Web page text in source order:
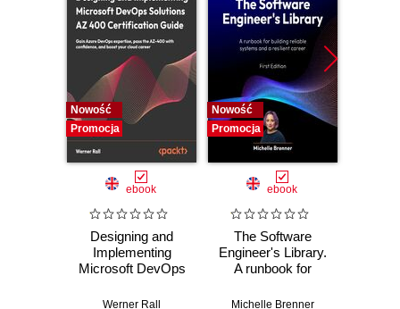
Nowość
Promocja
ebook
Designing and
Implementing
Microsoft DevOps
Certification Guide.
Werner Rall
Nowość
Promocja
ebook
The Software
Engineer's Library.
A runbook for
systems and a
Michelle Brenner